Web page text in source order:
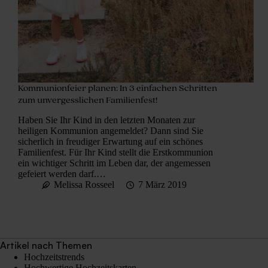
Kommunionfeier planen: In 3 einfachen Schritten
zum unvergesslichen Familienfest!
Haben Sie Ihr Kind in den letzten Monaten zur
heiligen Kommunion angemeldet? Dann sind Sie
sicherlich in freudiger Erwartung auf ein schönes
Familienfest. Für Ihr Kind stellt die Erstkommunion
ein wichtiger Schritt im Leben dar, der angemessen
gefeiert werden darf.…
Melissa Rosseel
7 März 2019
Artikel nach Themen
Hochzeitstrends